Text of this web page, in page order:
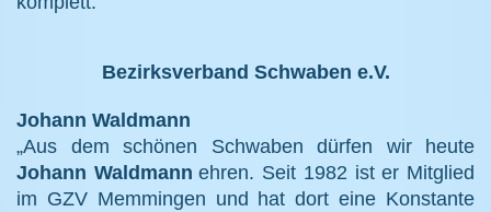
Bezirksverband Schwaben e.V.
Johann Waldmann
„Aus dem schönen Schwaben dürfen wir heute
Johann Waldmann ehren. Seit 1982 ist er Mitglied
im GZV Memmingen und hat dort eine Konstante